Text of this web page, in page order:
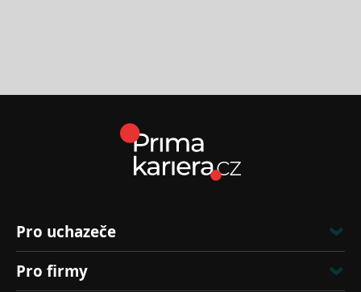
Pro uchazeče
Pro firmy